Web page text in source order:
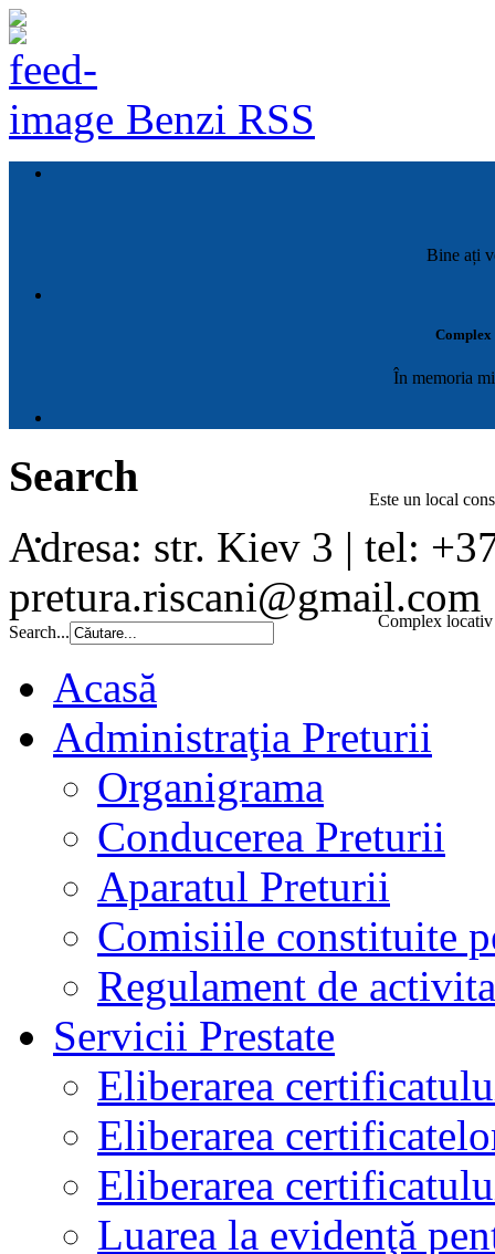
Benzi RSS
Bine ați
În memoria
Este un local
Complex
Search
Adresa: str. Kiev 3 | tel:
pretura.riscani@gmail.com
Search...
Acasă
Administraţia Preturii
Organigrama
Conducerea Preturii
Aparatul Preturii
Comisiile constituite
Regulament de
Servicii Prestate
Eliberarea
Eliberarea
Eliberarea
Luarea la evidenţă